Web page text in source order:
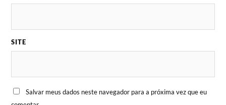
SITE
Salvar meus dados neste navegador para a próxima vez que eu